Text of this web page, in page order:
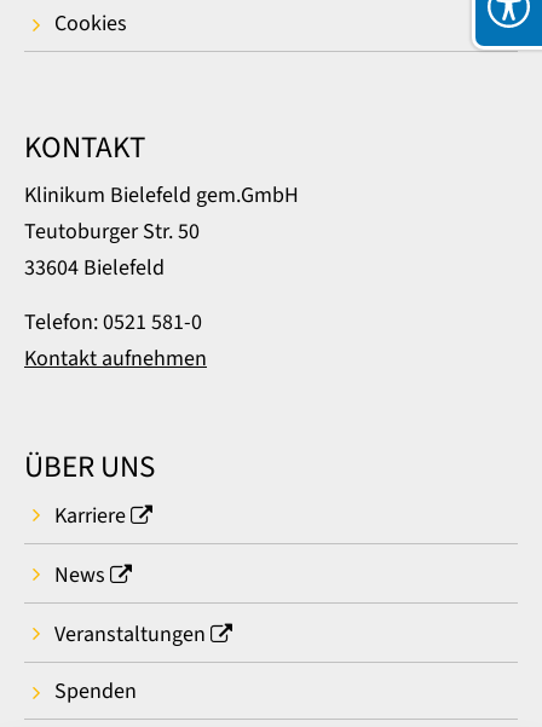
Cookies
KONTAKT
Klinikum Bielefeld gem.GmbH
Teutoburger Str. 50
33604 Bielefeld
Telefon: 0521 581-0
Kontakt aufnehmen
ÜBER UNS
Karriere
News
Veranstaltungen
Spenden